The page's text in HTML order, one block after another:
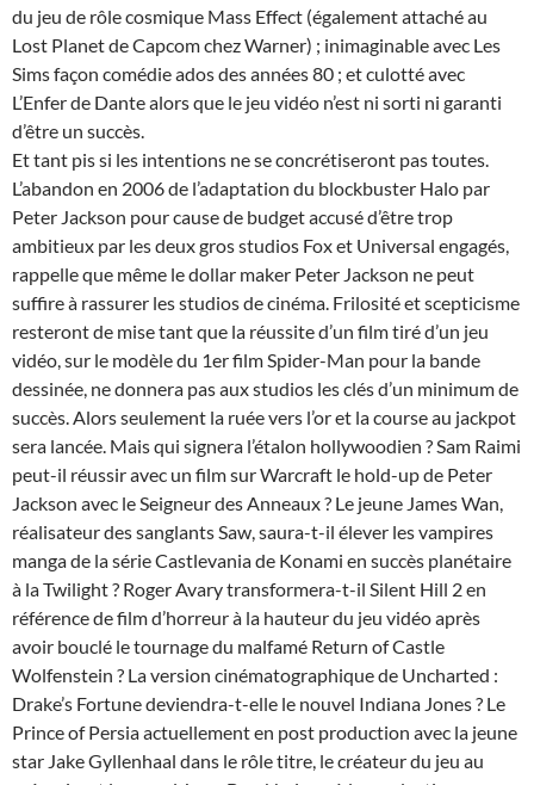
du jeu de rôle cosmique Mass Effect (également attaché au
Lost Planet de Capcom chez Warner) ; inimaginable avec Les
Sims façon comédie ados des années 80 ; et culotté avec
L’Enfer de Dante alors que le jeu vidéo n’est ni sorti ni garanti
d’être un succès.
Et tant pis si les intentions ne se concrétiseront pas toutes.
L’abandon en 2006 de l’adaptation du blockbuster Halo par
Peter Jackson pour cause de budget accusé d’être trop
ambitieux par les deux gros studios Fox et Universal engagés,
rappelle que même le dollar maker Peter Jackson ne peut
suffire à rassurer les studios de cinéma. Frilosité et scepticisme
resteront de mise tant que la réussite d’un film tiré d’un jeu
vidéo, sur le modèle du 1er film Spider-Man pour la bande
dessinée, ne donnera pas aux studios les clés d’un minimum de
succès. Alors seulement la ruée vers l’or et la course au jackpot
sera lancée. Mais qui signera l’étalon hollywoodien ? Sam Raimi
peut-il réussir avec un film sur Warcraft le hold-up de Peter
Jackson avec le Seigneur des Anneaux ? Le jeune James Wan,
réalisateur des sanglants Saw, saura-t-il élever les vampires
manga de la série Castlevania de Konami en succès planétaire
à la Twilight ? Roger Avary transformera-t-il Silent Hill 2 en
référence de film d’horreur à la hauteur du jeu vidéo après
avoir bouclé le tournage du malfamé Return of Castle
Wolfenstein ? La version cinématographique de Uncharted :
Drake’s Fortune deviendra-t-elle le nouvel Indiana Jones ? Le
Prince of Persia actuellement en post production avec la jeune
star Jake Gyllenhaal dans le rôle titre, le créateur du jeu au